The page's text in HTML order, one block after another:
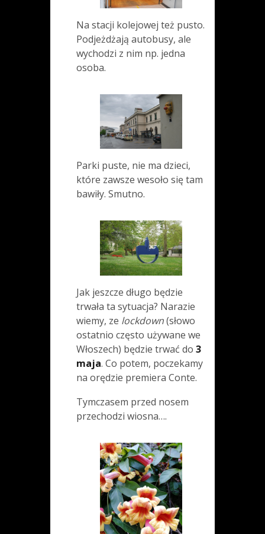
Na stacji kolejowej też pusto.
Podjeżdżają autobusy, ale
wychodzi z nim np. jedna
osoba.
Parki puste, nie ma dzieci,
które zawsze wesoło się tam
bawiły. Smutno.
Jak jeszcze długo będzie
trwała ta sytuacja? Narazie
wiemy, ze lockdown(słowo
ostatnio często używane we
Włoszech) będzie trwać do 3
maja. Co potem, poczekamy
na orędzie premiera Conte.
Tymczasem przed nosem
przechodzi wiosna….